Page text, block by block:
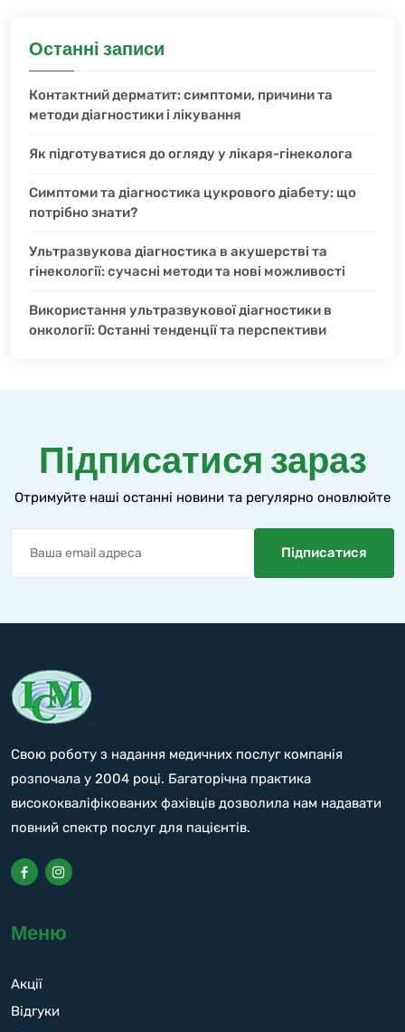
Останні записи
Контактний дерматит: симптоми, причини та
методи діагностики і лікування
Як підготуватися до огляду у лікаря-гінеколога
Симптоми та діагностика цукрового діабету: що
потрібно знати?
Ультразвукова діагностика в акушерстві та
гінекології: сучасні методи та нові можливості
Використання ультразвукової діагностики в
онкології: Останні тенденції та перспективи
Підписатися зараз
Отримуйте наші останні новини та регулярно оновлюйте
Свою роботу з надання медичних послуг компанія
розпочала у 2004 році. Багаторічна практика
висококваліфікованих фахівців дозволила нам надавати
повний спектр послуг для пацієнтів.
Меню
Акції
Відгуки